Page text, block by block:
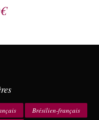
€
Brésilien-français